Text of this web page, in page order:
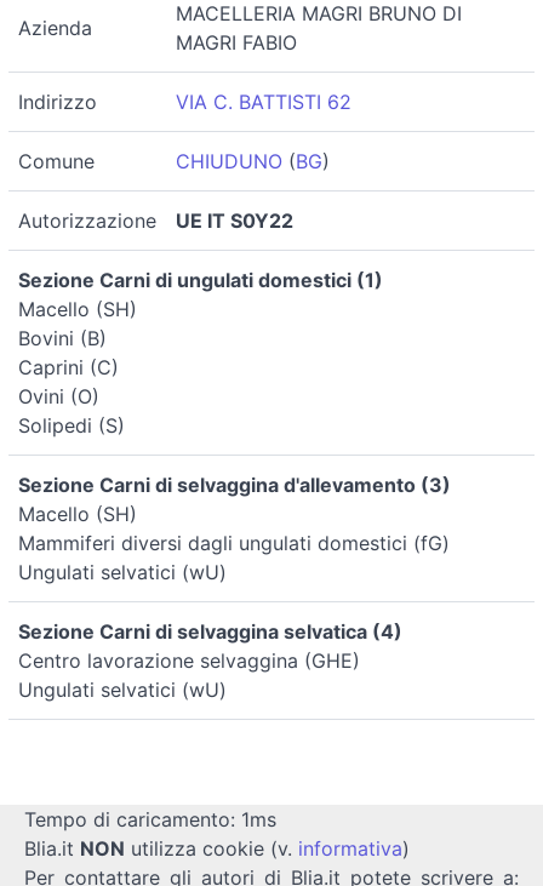
Azienda
MACELLERIA MAGRI BRUNO DI
MAGRI FABIO
Indirizzo VIA C. BATTISTI 62
Comune CHIUDUNO (BG)
Autorizzazione UE IT S0Y22
Sezione Carni di ungulati domestici (1)
Macello (SH)
Bovini (B)
Caprini (C)
Ovini (O)
Solipedi (S)
Sezione Carni di selvaggina d'allevamento (3)
Macello (SH)
Mammiferi diversi dagli ungulati domestici (fG)
Ungulati selvatici (wU)
Sezione Carni di selvaggina selvatica (4)
Centro lavorazione selvaggina (GHE)
Ungulati selvatici (wU)
Tempo di caricamento: 1ms
Blia.it NON utilizza cookie (v. informativa)
Per contattare gli autori di Blia.it potete scrivere a: